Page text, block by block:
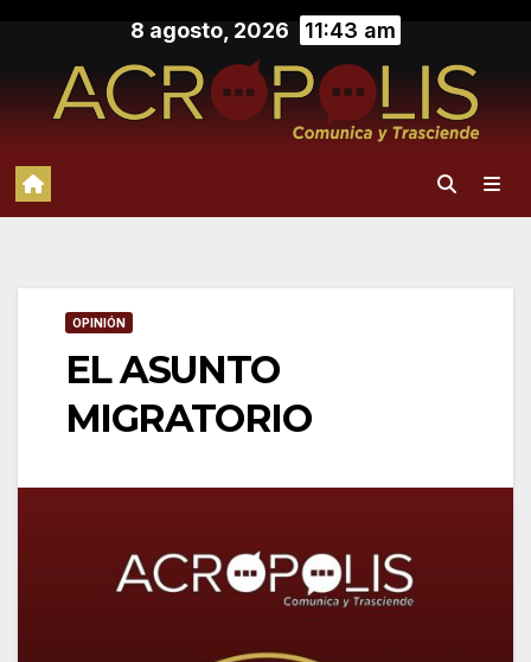
contenido
8 agosto, 2026 11:43 am
OPINIÓN
EL ASUNTO
MIGRATORIO